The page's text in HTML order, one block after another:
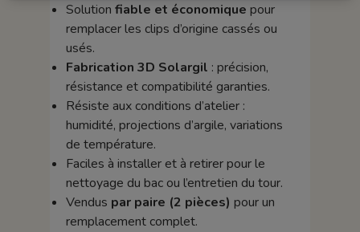
Solution fiable et économique pour
remplacer les clips d’origine cassés ou
usés.
Fabrication 3D Solargil : précision,
résistance et compatibilité garanties.
Résiste aux conditions d’atelier :
humidité, projections d’argile, variations
de température.
Faciles à installer et à retirer pour le
nettoyage du bac ou l’entretien du tour.
Vendus par paire (2 pièces) pour un
remplacement complet.